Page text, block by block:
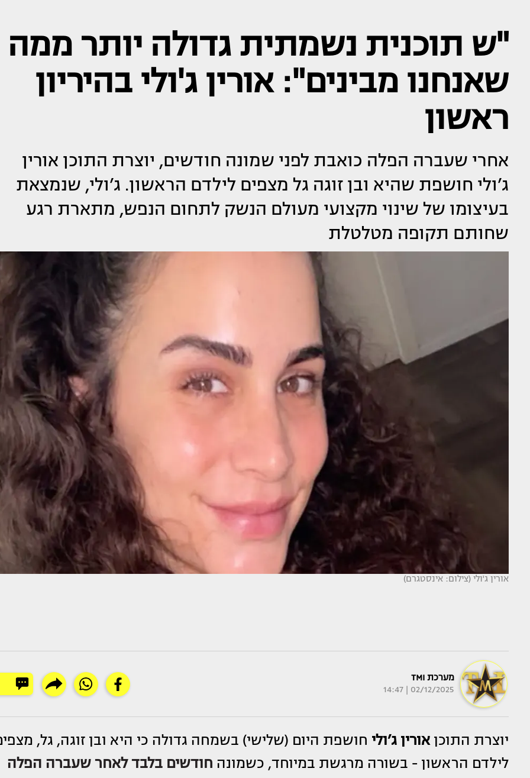
"ש תוכנית נשמתית גדולה יותר ממה
שאנחנו מבינים": אורין ג'ולי בהיריון
ראשון
אחרי שעברה הפלה כואבת לפני שמונה חודשים, יוצרת התוכן אורין
ג’ולי חושפת שהיא ובן זוגה גל מצפים לילדם הראשון. ג’ולי, שנמצאת
בעיצומו של שינוי מקצועי מעולם הנשק לתחום הנפש, מתארת רגע
שחותם תקופה מטלטלת
אורין ג'ולי (צילום: אינסטגרם)
מערכת TMI
02/12/2025 | 14:47
יוצרת התוכןאורין ג’ולי חושפת היום (שלישי) בשמחה גדולה כי היא ובן זוגה, גל,
לילדם הראשון - בשורה מרגשת במיוחד, כשמונה חודשים בלבד לאחר שעברה הפלה